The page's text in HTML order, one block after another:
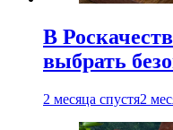
В
выбрать
2 месяца спустя2